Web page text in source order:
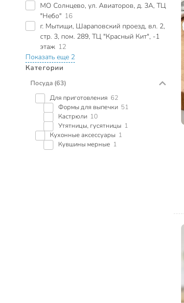
МО Солнцево, ул. Авиаторов, д. 3А, ТЦ
"Небо" 16
г. Мытищи, Шараповский проезд, вл. 2,
стр. 3, пом. 289, ТЦ "Красный Кит", -1
этаж 12
Показать еще 2
Категории
Посуда (63)
Для приготовления 62
Формы для выпечки 51
Кастрюли 10
Утятницы, гусятницы 1
Кухонные аксессуары 1
Кувшины мерные 1